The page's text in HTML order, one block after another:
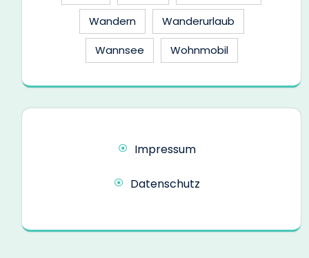
Wandern
Wanderurlaub
Wannsee
Wohnmobil
Impressum
Datenschutz